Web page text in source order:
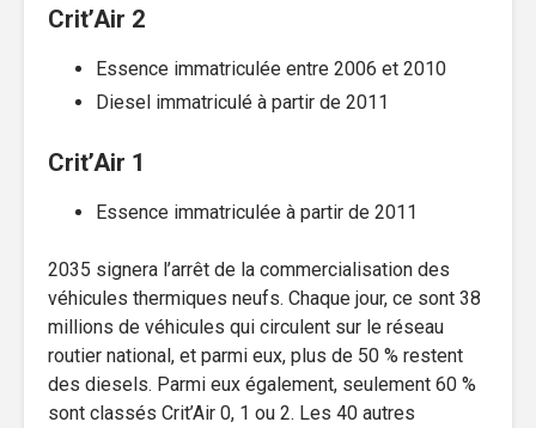
Crit’Air 2
Essence immatriculée entre 2006 et 2010
Diesel immatriculé à partir de 2011
Crit’Air 1
Essence immatriculée à partir de 2011
2035 signera l’arrêt de la commercialisation des
véhicules thermiques neufs. Chaque jour, ce sont 38
millions de véhicules qui circulent sur le réseau
routier national, et parmi eux, plus de 50 % restent
des diesels. Parmi eux également, seulement 60 %
sont classés Crit’Air 0, 1 ou 2. Les 40 autres